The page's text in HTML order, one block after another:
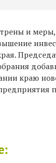
и меры,
краю